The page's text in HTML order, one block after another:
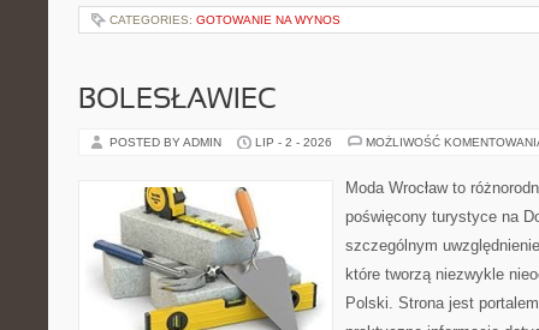
CATEGORIES: GOTOWANIE NA WYNOS
BOLESŁAWIEC
POSTED BY ADMIN LIP - 2 - 2026 MOŻLIWOŚĆ
Moda Wrocław to
poświęcony turystyce na
szczególnym
które tworzą niezwykle
Polski. Strona jest